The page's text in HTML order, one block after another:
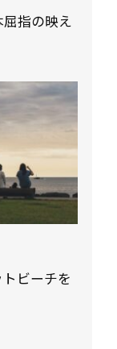
指の映え
ビーチを